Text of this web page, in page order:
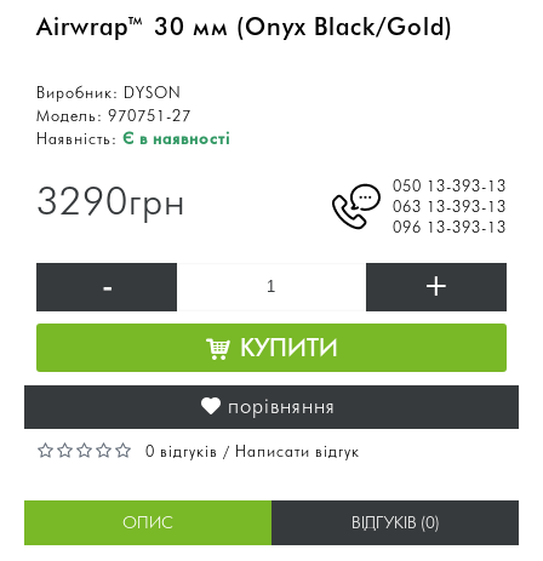
Airwrap™ 30 мм (Onyx Black/Gold)
Виробник: DYSON
Модель: 970751-27
Наявність: Є в наявності
050 13-393-13
063 13-393-13
096 13-393-13
3290грн
- +
КУПИТИ
порівняння
0 відгуків / Написати відгук
ОПИС ВІДГУКІВ (0)